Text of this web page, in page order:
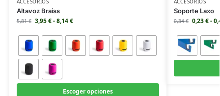
Altavoz Braiss
5,81€ 3,95€-8,14€
Escoger opciones
Soporte Laxo
0,34€ 0,23€-